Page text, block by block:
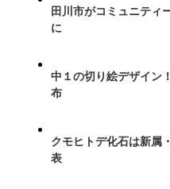
田川市がコミュニテ
に
中１の切り絵デザイン
布
クモヒトデ化石は新
表